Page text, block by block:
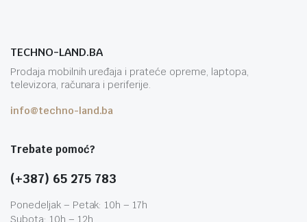
TECHNO-LAND.BA
Prodaja mobilnih uređaja i prateće opreme, laptopa,
televizora, računara i periferije.
info@techno-land.ba
Trebate pomoć?
(+387) 65 275 783
Ponedeljak – Petak: 10h – 17h
Subota: 10h – 12h